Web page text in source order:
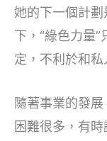
她的下一個計
下，“綠色力量
定，不利於和私
隨著事業的發
困難很多，有